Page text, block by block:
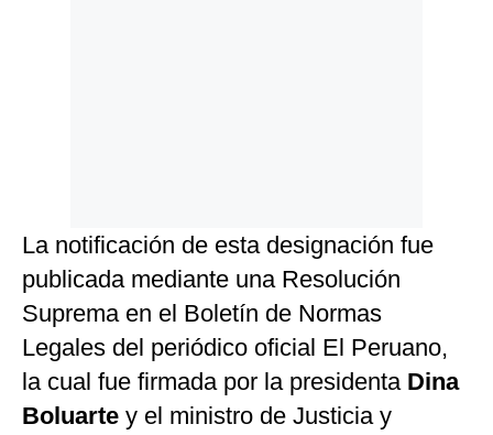
La notificación de esta designación fue
publicada mediante una Resolución
Suprema en el Boletín de Normas
Legales del periódico oficial El Peruano,
la cual fue firmada por la presidenta Dina
Boluarte y el ministro de Justicia y